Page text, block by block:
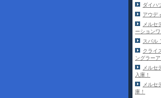
ダイハ
アウデ
メルセ
ーション
スバル
クライ
ングラーア
メルセ
入庫！
メルセ
庫！